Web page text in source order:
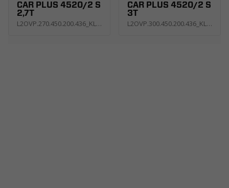
CAR PLUS 4520/2 S
2,7T
L2OVP.270.450.200.436_KL4E_A2K1P
CAR PLUS 4520/2 S
3T
L2OVP.300.450.200.436_KL4E_A2K1P